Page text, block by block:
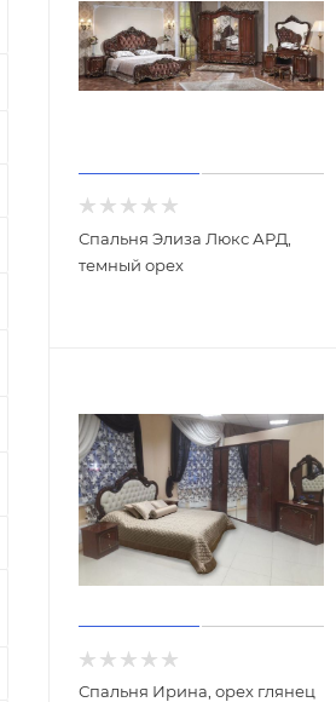
Спальня Элиза Люкс АРД,
темный орех
Спальня Ирина, орех глянец